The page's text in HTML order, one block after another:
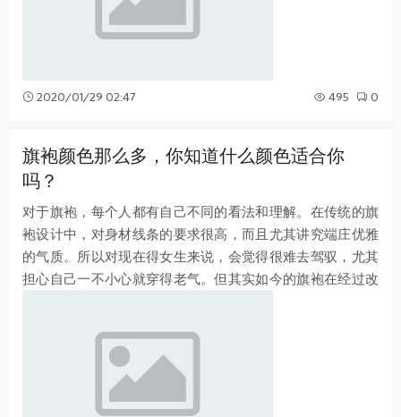
2020/01/29 02:47 495 0
旗袍颜色那么多，你知道什么颜色适合你
吗？
对于旗袍，每个人都有自己不同的看法和理解。在传统的旗
袍设计中，对身材线条的要求很高，而且尤其讲究端庄优雅
的气质。所以对现在得女生来说，会觉得很难去驾驭，尤其
担心自己一不小心就穿得老气。但其实如今的旗袍在经过改